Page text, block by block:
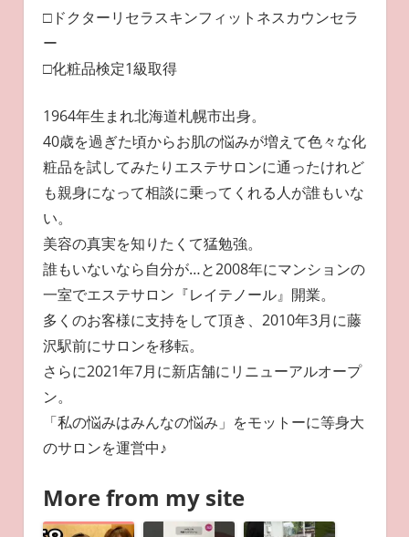
□ドクターリセラスキンフィットネスカウンセラ
ー
□化粧品検定1級取得
1964年生まれ北海道札幌市出身。
40歳を過ぎた頃からお肌の悩みが増えて色々な化
粧品を試してみたりエステサロンに通ったけれど
も親身になって相談に乗ってくれる人が誰もいな
い。
美容の真実を知りたくて猛勉強。
誰もいないなら自分が…と2008年にマンションの
一室でエステサロン『レイテノール』開業。
多くのお客様に支持をして頂き、2010年3月に藤
沢駅前にサロンを移転。
さらに2021年7月に新店舗にリニューアルオープ
ン。
「私の悩みはみんなの悩み」をモットーに等身大
のサロンを運営中♪
More from my site